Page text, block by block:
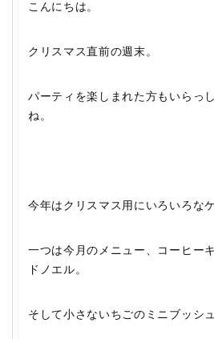
こんにちは。
クリスマス直前の週末。
パーティを楽しまれた方もいらっ
ね。
今年はクリスマス用にいろいろな
一つは今月のメニュー、コーヒー
ドノエル。
そして小さないちごのミニブッシ